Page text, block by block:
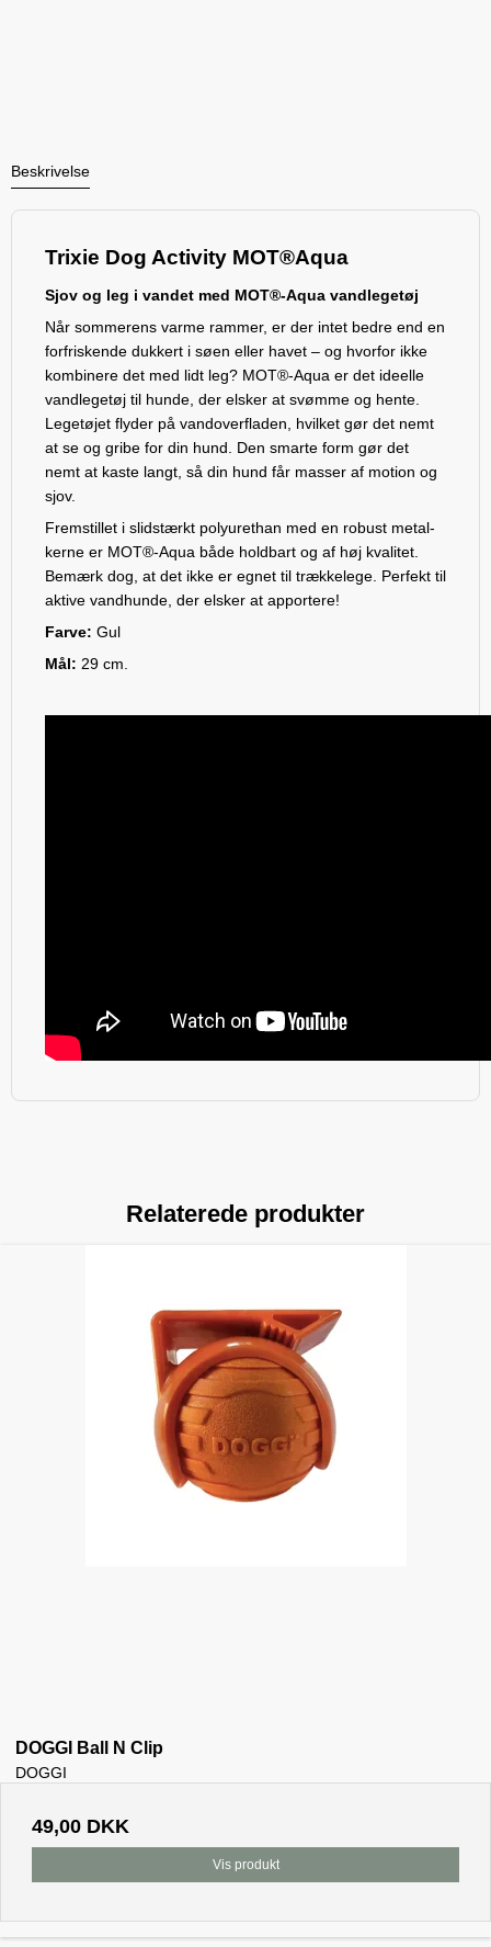
Beskrivelse
Trixie Dog Activity MOT®Aqua
Sjov og leg i vandet med MOT®-Aqua vandlegetøj
Når sommerens varme rammer, er der intet bedre end en
forfriskende dukkert i søen eller havet – og hvorfor ikke
kombinere det med lidt leg? MOT®-Aqua er det ideelle
vandlegetøj til hunde, der elsker at svømme og hente.
Legetøjet flyder på vandoverfladen, hvilket gør det nemt
at se og gribe for din hund. Den smarte form gør det
nemt at kaste langt, så din hund får masser af motion og
sjov.
Fremstillet i slidstærkt polyurethan med en robust metal-
kerne er MOT®-Aqua både holdbart og af høj kvalitet.
Bemærk dog, at det ikke er egnet til trækkelege. Perfekt til
aktive vandhunde, der elsker at apportere!
Farve: Gul
Mål: 29 cm.
Relaterede produkter
DOGGI Ball N Clip
DOGGI
49,00 DKK
Vis produkt